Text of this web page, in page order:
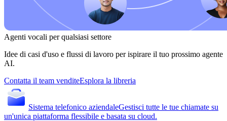
Agenti vocali per qualsiasi settore
Idee di casi d'uso e flussi di lavoro per ispirare il tuo prossimo agente
AI.
Contatta il team venditeEsplora la libreria
Sistema telefonico aziendaleGestisci tutte le tue chiamate su
un'unica piattaforma flessibile e basata su cloud.